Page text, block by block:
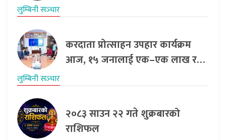
लुम्बिनी सञ्‍चार
करदाता प्रोत्साहन उपहार कार्यक्रम
आज, १५ जनालाई एक–एक लाख र…
लुम्बिनी सञ्‍चार
२०८३ साउन २२ गते शुक्रबारको
राशिफल